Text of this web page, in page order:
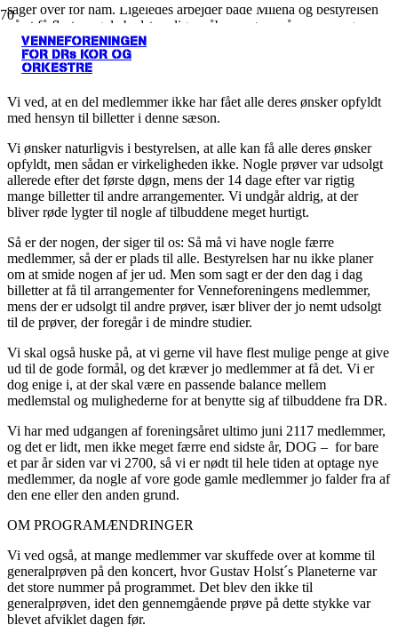
VENNEFORENINGEN
FOR DRs KOR OG
ORKESTRE
sager over for ham. Ligeledes arbejder både Milena og bestyrelsen
på at få flest – og de bedst mulige – åbne prøver på vores program,
men vi vil aldrig få adgang til alle prøverne.
OM PRØVERNE
Vi ved, at en del medlemmer ikke har fået alle deres ønsker opfyldt
med hensyn til billetter i denne sæson.
Vi ønsker naturligvis i bestyrelsen, at alle kan få alle deres ønsker
opfyldt, men sådan er virkeligheden ikke. Nogle prøver var udsolgt
allerede efter det første døgn, mens der 14 dage efter var rigtig
mange billetter til andre arrangementer. Vi undgår aldrig, at der
bliver røde lygter til nogle af tilbuddene meget hurtigt.
Så er der nogen, der siger til os: Så må vi have nogle færre
medlemmer, så der er plads til alle. Bestyrelsen har nu ikke planer
om at smide nogen af jer ud. Men som sagt er der den dag i dag
billetter at få til arrangementer for Venneforeningens medlemmer,
mens der er udsolgt til andre prøver, især bliver der jo nemt udsolgt
til de prøver, der foregår i de mindre studier.
Vi skal også huske på, at vi gerne vil have flest mulige penge at give
ud til de gode formål, og det kræver jo medlemmer at få det. Vi er
dog enige i, at der skal være en passende balance mellem
medlemstal og mulighederne for at benytte sig af tilbuddene fra DR.
Vi har med udgangen af foreningsåret ultimo juni 2117 medlemmer,
og det er lidt, men ikke meget færre end sidste år, DOG – for bare
et par år siden var vi 2700, så vi er nødt til hele tiden at optage nye
medlemmer, da nogle af vore gode gamle medlemmer jo falder fra af
den ene eller den anden grund.
OM PROGRAMÆNDRINGER
Vi ved også, at mange medlemmer var skuffede over at komme til
generalprøven på den koncert, hvor Gustav Holst´s Planeterne var
det store nummer på programmet. Det blev den ikke til
generalprøven, idet den gennemgående prøve på dette stykke var
blevet afviklet dagen før.